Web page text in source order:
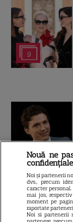
9
13
Nouă ne
confidențiale
Noi și partenerii
dvs., precum
caracter
mai jos,
moment pe
raportate
Noi si partenerii